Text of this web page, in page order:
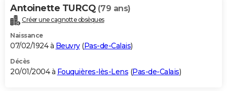
Antoinette TURCQ (79 ans)
Créer une cagnotte obsèques
Naissance
07/02/1924 à Beuvry(Pas-de-Calais)
Décès
20/01/2004 à Fouquières-lès-Lens (Pas-de-Calais)